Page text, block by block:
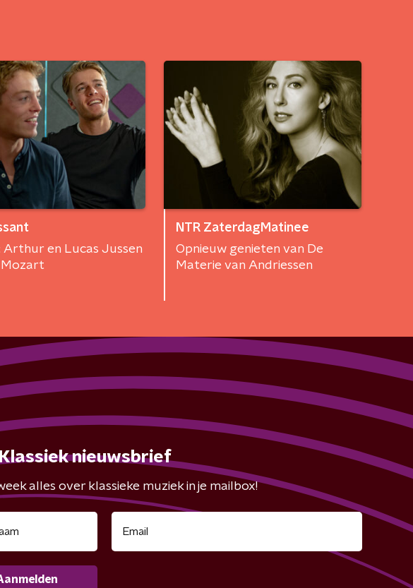
Arthur en Lucas Jussen
Mozart
NTR ZaterdagMatinee
Opnieuw genieten van De
Materie van Andriessen
Klassiek nieuwsbrief
alles over klassieke muziek in je mailbox!